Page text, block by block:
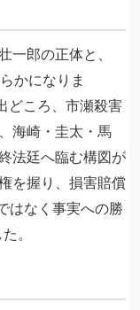
一郎の正体と、
かになりま
どころ、市瀬殺害
海崎・圭太・馬
法廷へ臨む構図が
を握り、損害賠償
はなく事実への勝
。